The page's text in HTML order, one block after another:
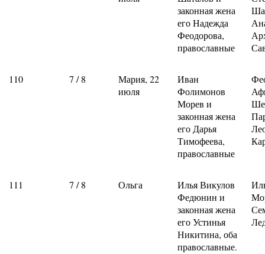
законная жена
его Надежда
Феодорова,
православные
110 7 / 8
Мария, 22
июля
Иван
Фолимонов
Морев и
законная жена
его Дарья
Тимофеева,
православные
111 7 / 8 Ольга
Илья Викулов
Федюнин и
законная жена
его Устинья
Никитина, оба
православные.